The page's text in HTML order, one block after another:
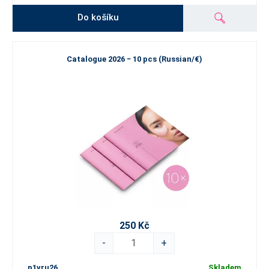
Do košíku
Catalogue 2026 − 10 pcs (Russian/€)
250 Kč
-
+